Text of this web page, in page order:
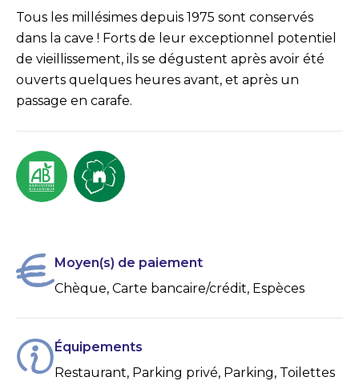
Tous les millésimes depuis 1975 sont conservés
dans la cave ! Forts de leur exceptionnel potentiel
de vieillissement, ils se dégustent après avoir été
ouverts quelques heures avant, et après un
passage en carafe.
Moyen(s) de paiement
Chèque, Carte bancaire/crédit, Espèces
Équipements
Restaurant, Parking privé, Parking, Toilettes